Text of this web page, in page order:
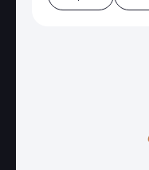
Страхование
Страхование
Страховые
Электронные